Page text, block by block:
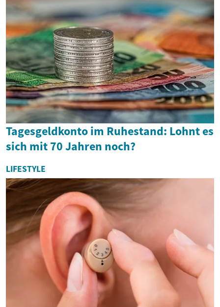
Tagesgeldkonto im Ruhestand: Lohnt es
sich mit 70 Jahren noch?
LIFESTYLE